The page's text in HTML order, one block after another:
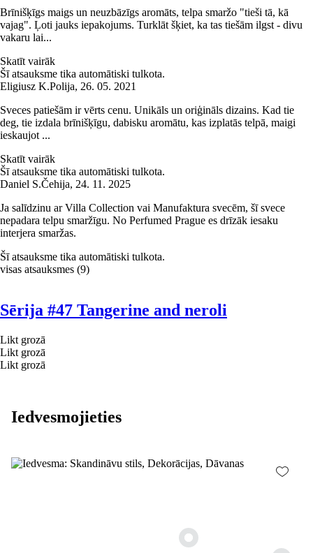
Brīnišķīgs maigs un neuzbāzīgs aromāts, telpa smaržo "tieši tā, kā
vajag". Ļoti jauks iepakojums. Turklāt šķiet, ka tas tiešām ilgst - divu
vakaru lai...
Skatīt vairāk
Šī atsauksme tika automātiski tulkota.
Eligiusz K.Polija, 26. 05. 2021
Sveces patiešām ir vērts cenu. Unikāls un oriģināls dizains. Kad tie
deg, tie izdala brīnišķīgu, dabisku aromātu, kas izplatās telpā, maigi
ieskaujot ...
Skatīt vairāk
Šī atsauksme tika automātiski tulkota.
Daniel S.Čehija, 24. 11. 2025
Ja salīdzinu ar Villa Collection vai Manufaktura svecēm, šī svece
nepadara telpu smaržīgu. No Perfumed Prague es drīzāk iesaku
interjera smaržas.
Šī atsauksme tika automātiski tulkota.
visas atsauksmes (9)
Sērija #47 Tangerine and neroli
Likt grozā
Likt grozā
Likt grozā
Iedvesmojieties